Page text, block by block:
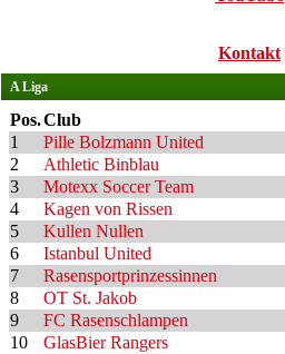
Kontakt
A Liga
Pos.Club
1
Pille Bolzmann United
2
Athletic Binblau
3
Motexx Soccer Team
4
Kagen von Rissen
5
Kullen Nullen
6
Istanbul United
7
Rasensportprinzessinnen
8
OT St. Jakob
9
FC Rasenschlampen
10
GlasBier Rangers